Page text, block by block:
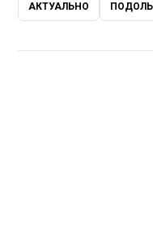
АКТУАЛЬНО